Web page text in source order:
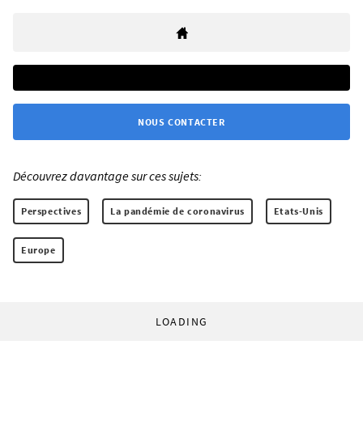
NOUS CONTACTER
Découvrez davantage sur ces sujets:
Perspectives La pandémie de coronavirus Etats-Unis
Europe
LOADING